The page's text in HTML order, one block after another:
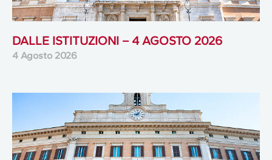
DALLE ISTITUZIONI – 4 AGOSTO 2026
4 Agosto 2026